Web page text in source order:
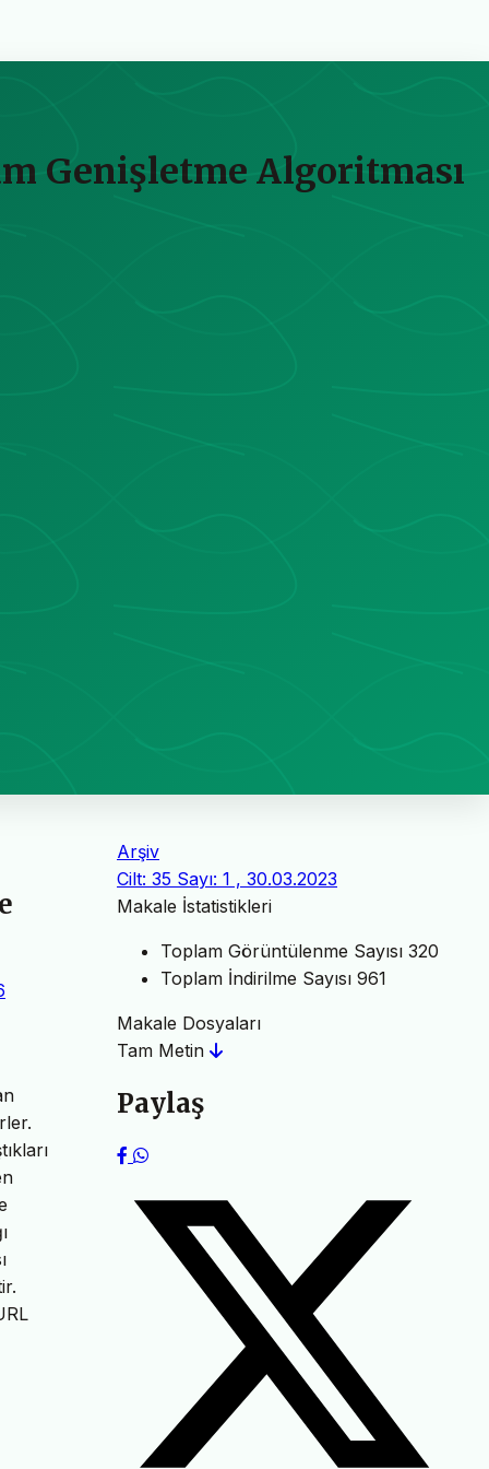
Genişletme Algoritması
Arşiv
Cilt: 35 Sayı: 1 , 30.03.2023
Makale İstatistikleri
Toplam Görüntülenme Sayısı 320
Toplam İndirilme Sayısı 961
Makale Dosyaları
Tam Metin
Paylaş